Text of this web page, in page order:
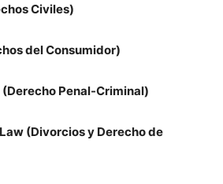
Civiles)
del Consumidor)
Penal-Criminal)
(Divorcios y Derecho de